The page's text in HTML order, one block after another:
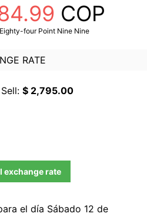
COP
four Point Nine Nine
RATE
Sell: $ 2,795.00
exchange rate
el día Sábado 12 de